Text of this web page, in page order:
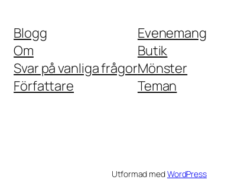
Blogg
Om
Svar på vanliga frågor
Författare
Evenemang
Butik
Mönster
Teman
Utformad medWordPress